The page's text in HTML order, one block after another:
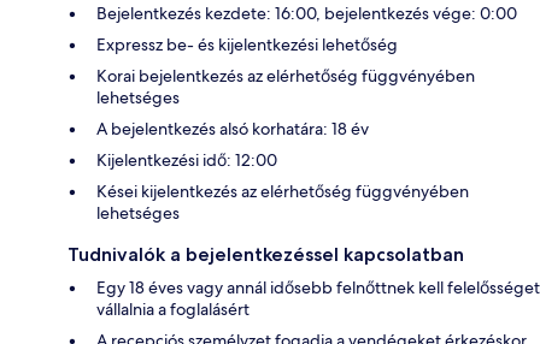
Bejelentkezés kezdete: 16:00, bejelentkezés vége: 0:00
Expressz be- és kijelentkezési lehetőség
Korai bejelentkezés az elérhetőség függvényében
lehetséges
A bejelentkezés alsó korhatára: 18 év
Kijelentkezési idő: 12:00
Kései kijelentkezés az elérhetőség függvényében
lehetséges
Tudnivalók a bejelentkezéssel kapcsolatban
Egy 18 éves vagy annál idősebb felnőttnek kell felelősséget
vállalnia a foglalásért